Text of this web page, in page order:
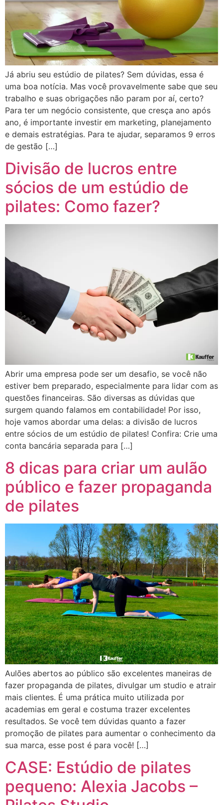
Já abriu seu estúdio de pilates? Sem dúvidas, essa é
uma boa notícia. Mas você provavelmente sabe que seu
trabalho e suas obrigações não param por aí, certo?
Para ter um negócio consistente, que cresça ano após
ano, é importante investir em marketing, planejamento
e demais estratégias. Para te ajudar, separamos 9 erros
de gestão […]
Divisão de lucros entre
sócios de um estúdio de
pilates: Como fazer?
Abrir uma empresa pode ser um desafio, se você não
estiver bem preparado, especialmente para lidar com as
questões financeiras. São diversas as dúvidas que
surgem quando falamos em contabilidade! Por isso,
hoje vamos abordar uma delas: a divisão de lucros
entre sócios de um estúdio de pilates! Confira: Crie uma
conta bancária separada para […]
8 dicas para criar um aulão
público e fazer propaganda
de pilates
Aulões abertos ao público são excelentes maneiras de
fazer propaganda de pilates, divulgar um studio e atrair
mais clientes. É uma prática muito utilizada por
academias em geral e costuma trazer excelentes
resultados. Se você tem dúvidas quanto a fazer
promoção de pilates para aumentar o conhecimento da
sua marca, esse post é para você! […]
CASE: Estúdio de pilates
pequeno: Alexia Jacobs –